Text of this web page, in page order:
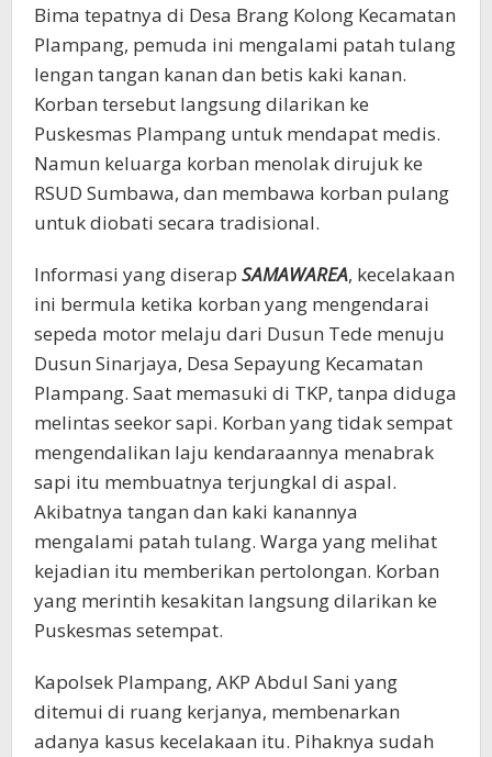
Bima tepatnya di Desa Brang Kolong Kecamatan
Plampang, pemuda ini mengalami patah tulang
lengan tangan kanan dan betis kaki kanan.
Korban tersebut langsung dilarikan ke
Puskesmas Plampang untuk mendapat medis.
Namun keluarga korban menolak dirujuk ke
RSUD Sumbawa, dan membawa korban pulang
untuk diobati secara tradisional.
Informasi yang diserap SAMAWAREA, kecelakaan
ini bermula ketika korban yang mengendarai
sepeda motor melaju dari Dusun Tede menuju
Dusun Sinarjaya, Desa Sepayung Kecamatan
Plampang. Saat memasuki di TKP, tanpa diduga
melintas seekor sapi. Korban yang tidak sempat
mengendalikan laju kendaraannya menabrak
sapi itu membuatnya terjungkal di aspal.
Akibatnya tangan dan kaki kanannya
mengalami patah tulang. Warga yang melihat
kejadian itu memberikan pertolongan. Korban
yang merintih kesakitan langsung dilarikan ke
Puskesmas setempat.
Kapolsek Plampang, AKP Abdul Sani yang
ditemui di ruang kerjanya, membenarkan
adanya kasus kecelakaan itu. Pihaknya sudah